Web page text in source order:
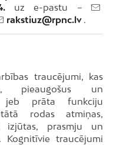
uz e-pastu –
rakstiuz@rpnc.lv.
traucējumi, kas
pieaugošus un
jeb prāta funkciju
rodas atmiņas,
izjūtas, prasmju un
Kognitīvie traucējumi